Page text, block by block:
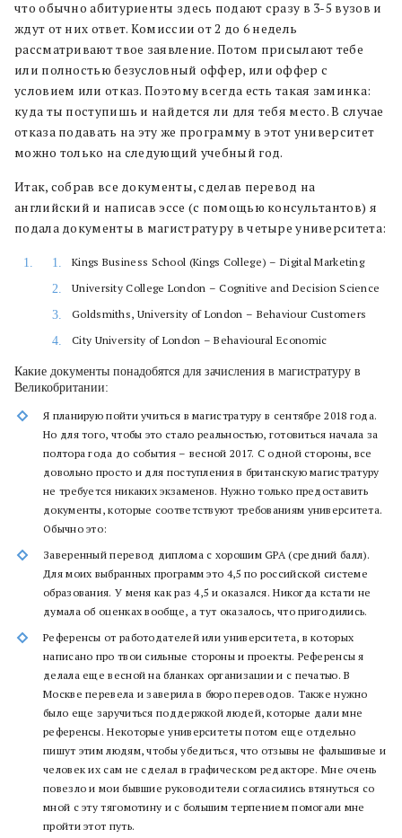
что обычно абитуриенты здесь подают сразу в 3-5 вузов и
ждут от них ответ. Комиссии от 2 до 6 недель
рассматривают твое заявление. Потом присылают тебе
или полностью безусловный оффер, или оффер с
условием или отказ. Поэтому всегда есть такая заминка:
куда ты поступишь и найдется ли для тебя место. В случае
отказа подавать на эту же программу в этот университет
можно только на следующий учебный год.
Итак, собрав все документы, сделав перевод на
английский и написав эссе (с помощью консультантов) я
подала документы в магистратуру в четыре университета:
Kings Business School (Kings College) – Digital Marketing
University College London – Cognitive and Decision Science
Goldsmiths, University of London – Behaviour Customers
City University of London – Behavioural Economic
Какие документы понадобятся для зачисления в магистратуру в
Великобритании:
Я планирую пойти учиться в магистратуру в сентябре 2018 года.
Но для того, чтобы это стало реальностью, готовиться начала за
полтора года до события – весной 2017. С одной стороны, все
довольно просто и для поступления в британскую магистратуру
не требуется никаких экзаменов. Нужно только предоставить
документы, которые соответствуют требованиям университета.
Обычно это:
Заверенный перевод диплома с хорошим GPA (средний балл).
Для моих выбранных программ это 4,5 по российской системе
образования. У меня как раз 4,5 и оказался. Никогда кстати не
думала об оценках вообще, а тут оказалось, что пригодились.
Референсы от работодателей или университета, в которых
написано про твои сильные стороны и проекты. Референсы я
делала еще весной на бланках организации и с печатью. В
Москве перевела и заверила в бюро переводов. Также нужно
было еще заручиться поддержкой людей, которые дали мне
референсы. Некоторые университеты потом еще отдельно
пишут этим людям, чтобы убедиться, что отзывы не фальшивые и
человек их сам не сделал в графическом редакторе. Мне очень
повезло и мои бывшие руководители согласились втянуться со
мной с эту тягомотину и с большим терпением помогали мне
пройти этот путь.